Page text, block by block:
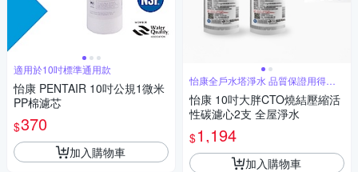
適用於10吋標準通用款
怡康 PENTAIR 10吋公規1微米
PP棉濾芯
$370
加入購物車
怡康全戶水塔淨水 品質保證用得安
心
怡康 10吋大胖CTO燒結壓縮活
性碳濾心2支 全屋淨水
$1,194
加入購物車